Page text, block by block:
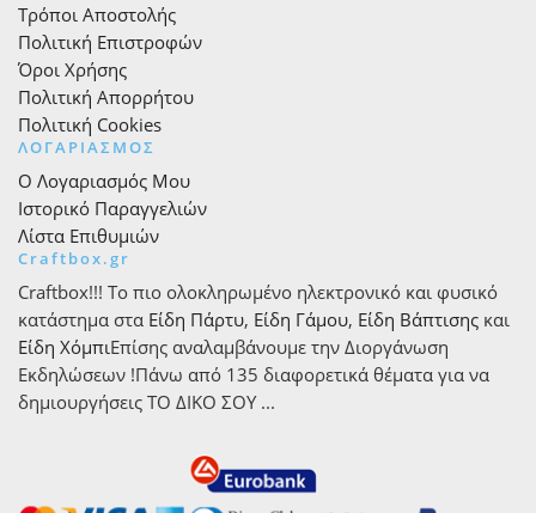
Τρόποι Αποστολής
Πολιτική Επιστροφών
Όροι Χρήσης
Πολιτική Απορρήτου
Πολιτική Cookies
ΛΟΓΑΡΙΑΣΜΟΣ
Ο Λογαριασμός Μου
Ιστορικό Παραγγελιών
Λίστα Επιθυμιών
Craftbox.gr
Craftbox!!! Το πιο ολοκληρωμένο ηλεκτρονικό και φυσικό
κατάστημα στα Είδη Πάρτυ, Είδη Γάμου, Είδη Βάπτισης και
Είδη ΧόμπιΕπίσης αναλαμβάνουμε την Διοργάνωση
Εκδηλώσεων !Πάνω από 135 διαφορετικά θέματα για να
δημιουργήσεις ΤΟ ΔΙΚΟ ΣΟΥ ...